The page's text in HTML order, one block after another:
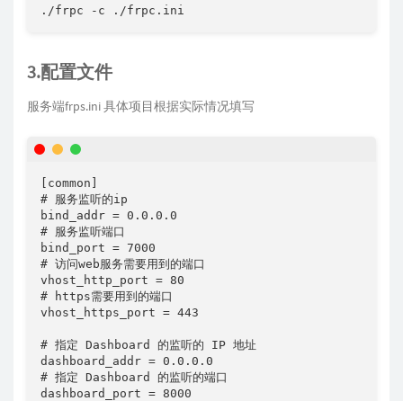
./frpc -c ./frpc.ini
3.配置文件
服务端frps.ini 具体项目根据实际情况填写
[common]
# 服务监听的ip
bind_addr = 0.0.0.0
# 服务监听端⼝
bind_port = 7000
# 访问web服务需要用到的端口
vhost_http_port = 80
# https需要⽤到的端⼝
vhost_https_port = 443
# 指定 Dashboard 的监听的 IP 地址
dashboard_addr = 0.0.0.0
# 指定 Dashboard 的监听的端⼝
dashboard_port = 8000